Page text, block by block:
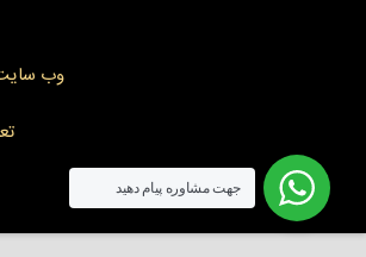
وب
جهت مشاوره پیام دهید